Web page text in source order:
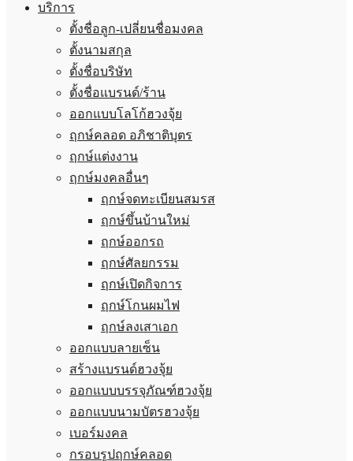
บริการ
ตั้งชื่อลูก-เปลี่ยนชื่อมงคล
ตั้งนามสกุล
ตั้งชื่อบริษัท
ตั้งชื่อแบรนด์/ร้าน
ออกแบบโลโก้ฮวงจุ้ย
ฤกษ์คลอด อภิชาติบุตร
ฤกษ์แต่งงาน
ฤกษ์มงคลอื่นๆ
ฤกษ์จดทะเบียนสมรส
ฤกษ์ขึ้นบ้านใหม่
ฤกษ์ออกรถ
ฤกษ์ศัลยกรรม
ฤกษ์เปิดกิจการ
ฤกษ์โกนผมไฟ
ฤกษ์ลงเสาเอก
ออกแบบลายเซ็น
สร้างแบรนด์ฮวงจุ้ย
ออกแบบบรรจุภัณฑ์ฮวงจุ้ย
ออกแบบนามบัตรฮวงจุ้ย
เบอร์มงคล
กรอบรูปฤกษ์คลอด